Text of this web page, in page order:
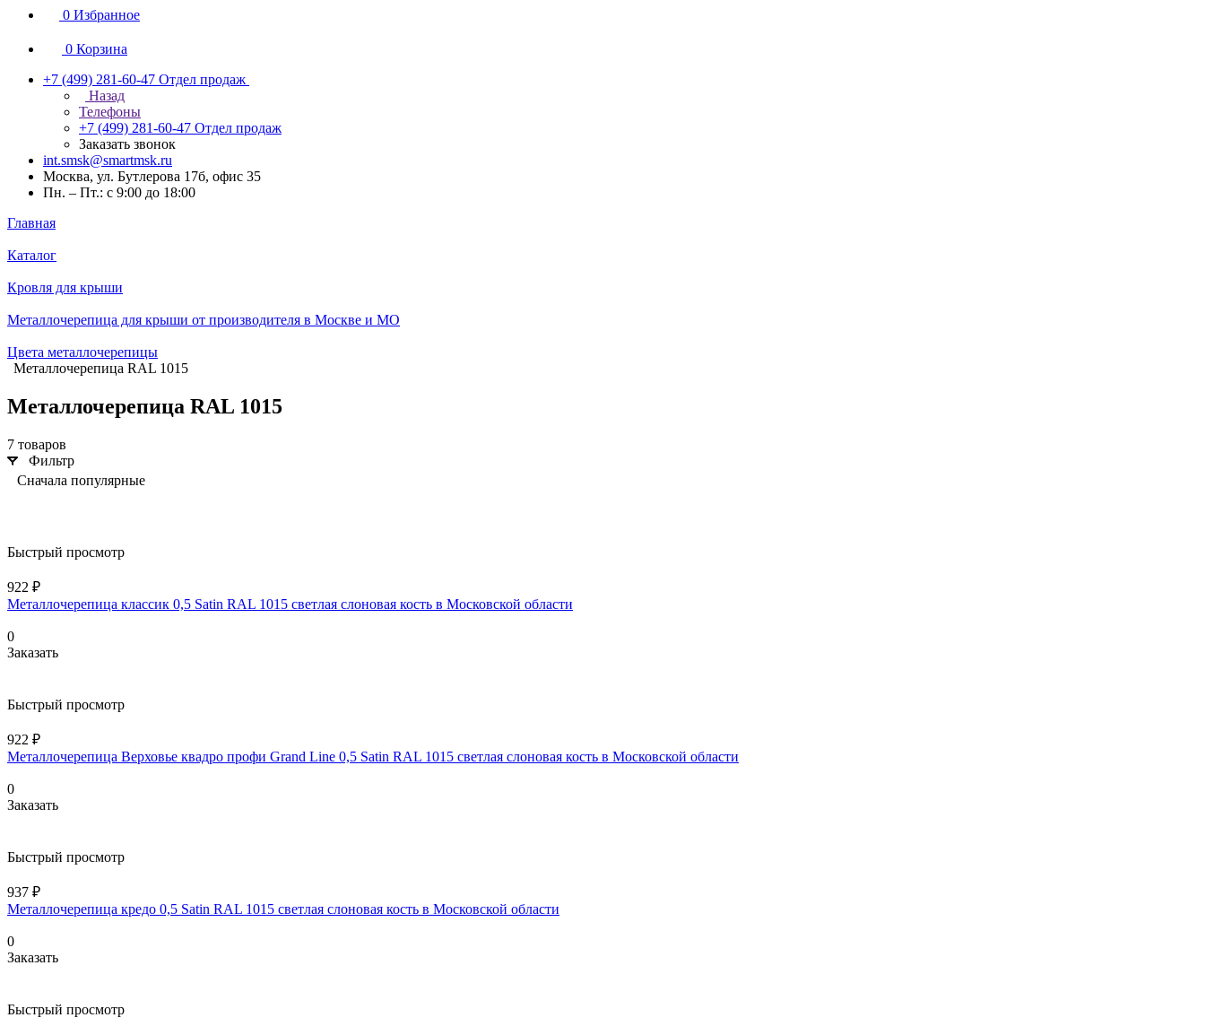
0 Избранное
0 Корзина
+7 (499) 281-60-47 Отдел продаж
Назад
Телефоны
+7 (499) 281-60-47 Отдел продаж
Заказать звонок
int.smsk@smartmsk.ru
Москва, ул. Бутлерова 17б, офис 35
Пн. – Пт.: с 9:00 до 18:00
Главная
Каталог
Кровля для крыши
Металлочерепица для крыши от производителя в Москве и МО
Цвета металлочерепицы
Металлочерепица RAL 1015
Металлочерепица RAL 1015
7 товаров
Фильтр
Сначала популярные
Быстрый просмотр
922 ₽
Металлочерепица классик 0,5 Satin RAL 1015 светлая слоновая кость в Московской области
0
Заказать
Быстрый просмотр
922 ₽
Металлочерепица Верховье квадро профи Grand Line 0,5 Satin RAL 1015 светлая слоновая кость в Московской области
0
Заказать
Быстрый просмотр
937 ₽
Металлочерепица кредо 0,5 Satin RAL 1015 светлая слоновая кость в Московской области
0
Заказать
Быстрый просмотр